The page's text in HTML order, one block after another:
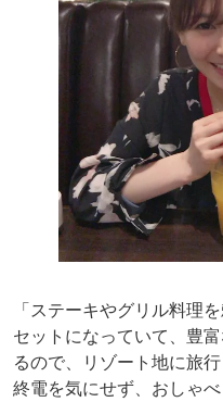
「ステーキやグリル料理
セットになっていて、豊
るので、リゾート地に旅
終電を気にせず、おしゃ